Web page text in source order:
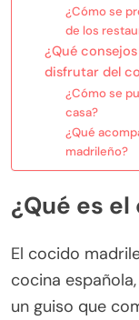
¿Cómo se
de los
¿Qué
disfrutar del
¿Cómo se
casa?
¿Qué
madrileño?
¿Qué es
El cocido
cocina
un guiso que